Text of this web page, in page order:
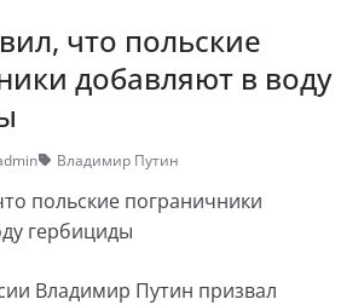
что польские
добавляют в воду
Владимир Путин
польские пограничники
гербициды
Владимир Путин призвал